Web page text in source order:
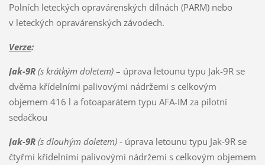
Polních leteckých opravárenských dílnách (PARM) nebo
v leteckých opravárenských závodech.
Verze:
Jak-9R(s krátkým doletem)– úprava letounu typu Jak-9R se
dvěma křídelními palivovými nádržemi s celkovým
objemem 416 l a fotoaparátem typu AFA-IM za pilotní
sedačkou
Jak-9R(s dlouhým doletem)- úprava letounu typu Jak-9R se
čtyřmi křídelními palivovými nádržemi s celkovým objemem